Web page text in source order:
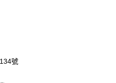
大用戶可立即使用無須另外申請。
號